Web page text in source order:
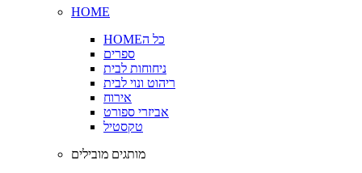
HOME
HOMEכל ה
ספרים
ניחוחות לבית
ריהוט ונוי לבית
אירוח
אביזרי ספורט
טקסטיל
מותגים מובילים